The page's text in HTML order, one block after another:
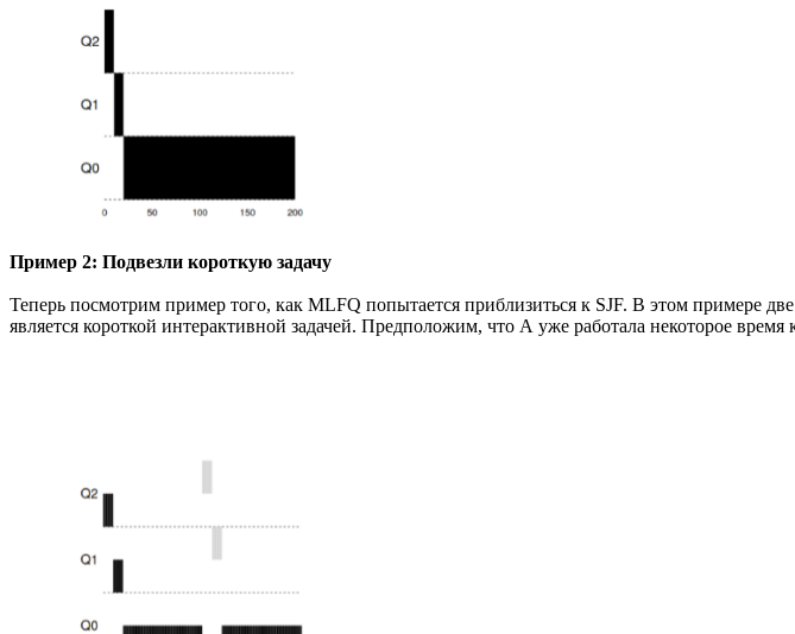
Пример 2: Подвезли короткую задачу
Теперь посмотрим пример того, как MLFQ попытается приблизиться к SJF. В этом примере
является короткой интерактивной задачей. Предположим, что А уже работала некоторое время